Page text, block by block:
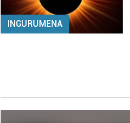
INGURUMENA